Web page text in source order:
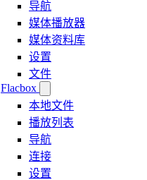
导航
媒体播放器
媒体资料库
设置
文件
Flacbox
本地文件
播放列表
导航
连接
设置